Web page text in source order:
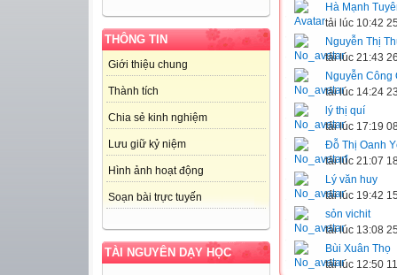
THÔNG TIN
Giới thiệu chung
Thành tích
Chia sẻ kinh nghiệm
Lưu giữ kỷ niệm
Hình ảnh hoạt động
Soạn bài trực tuyến
TÀI NGUYÊN DẠY HỌC
Hà Mạnh
tải lúc 10:42
Nguyễn Thị
tải lúc 21:43
Nguyễn Công
tải lúc 14:24
lý thị quí
tải lúc 17:19
Đỗ Thị Oanh
tải lúc 21:07
Lý văn huy
tải lúc 19:42
sỏn vichit
tải lúc 13:08
Bùi Xuân Thọ
tải lúc 12:50